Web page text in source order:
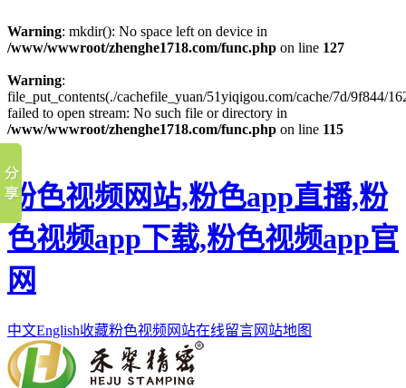
Warning: mkdir(): No space left on device in
/www/wwwroot/zhenghe1718.com/func.php on line 127
Warning:
file_put_contents(./cachefile_yuan/51yiqigou.com/cache/7d/9f844/
failed to open stream: No such file or directory in
/www/wwwroot/zhenghe1718.com/func.php on line 115
粉色视频网站,粉色app直播,粉
色视频app下载,粉色视频app官
网
中文English收藏粉色视频网站在线留言网站地图